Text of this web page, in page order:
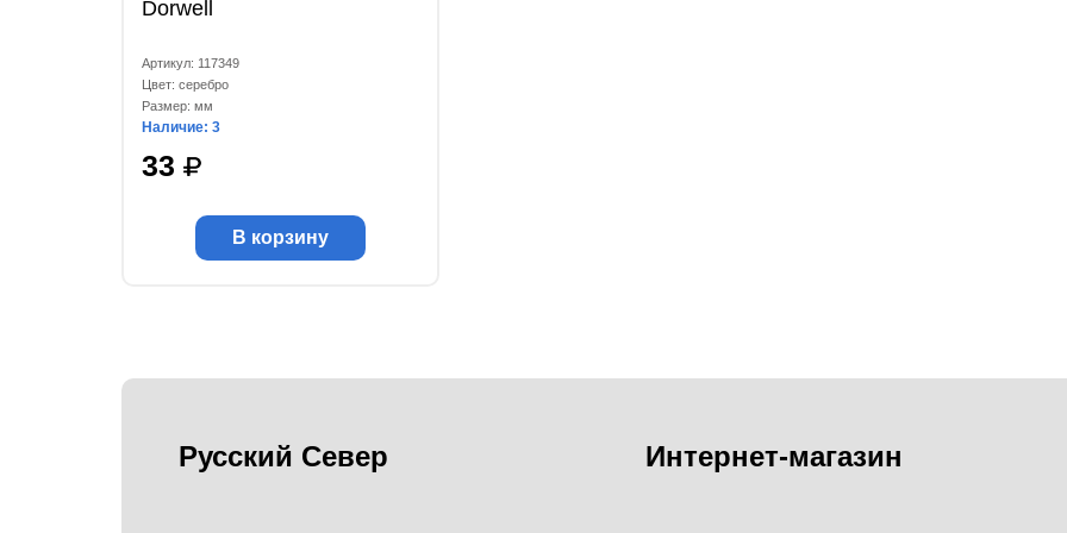
Dorwell
Артикул: 117349
Цвет: серебро
Размер: мм
Наличие: 3
33
В корзину
Русский Север Интернет-магазин